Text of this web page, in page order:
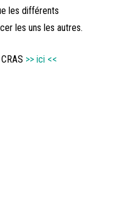
les différents
les uns les autres.
>> ici <<